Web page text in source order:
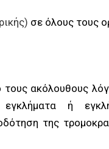
σε όλους τους
τους ακόλουθους
ή
της